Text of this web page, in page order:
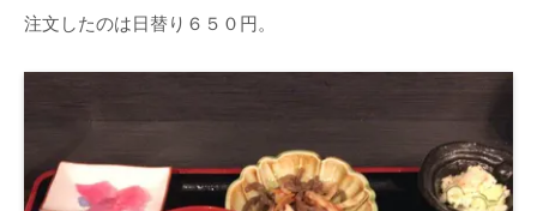
注文したのは日替り６５０円。